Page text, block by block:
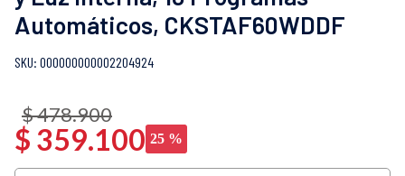
Automáticos, CKSTAF60WDDF
: 000000000002204924
$ 359.100
$478.900
25 %
.
vaso
.
horno
10. vaso licuadora